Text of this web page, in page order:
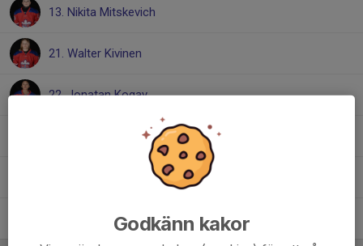
13. Nikita Mitskevich
21. Walter Kivinen
22. Jonatan Kogay
35. Jack JakobssonGodkänn kakor